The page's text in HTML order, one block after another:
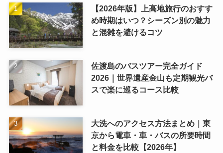
【2026年版】上高地旅行のおすす
め時期はいつ？シーズン別の魅力
と混雑を避けるコツ
佐渡島のバスツアー完全ガイド
2026｜世界遺産金山も定期観光バ
スで楽に巡るコース比較
大洗へのアクセス方法まとめ｜東
京から電車・車・バスの所要時間
と料金を比較【2026年】